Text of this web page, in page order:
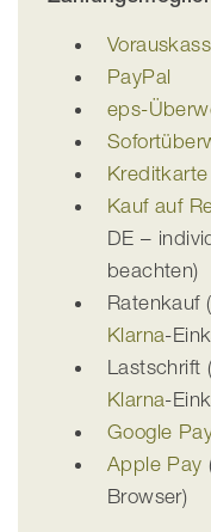
PayPal
eps-
Kreditkarte
Kauf auf
DE –
beachten)
Ratenkauf
Klarna-
Lastschrift
Klarna-
Google
Apple Pay
Browser)